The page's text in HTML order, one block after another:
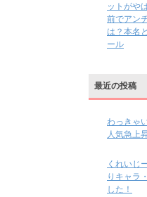
ットがや
前でアン
は？本名
ール
最近の投稿
わっきゃ
人気急上
くれいじ
りキャラ
した！